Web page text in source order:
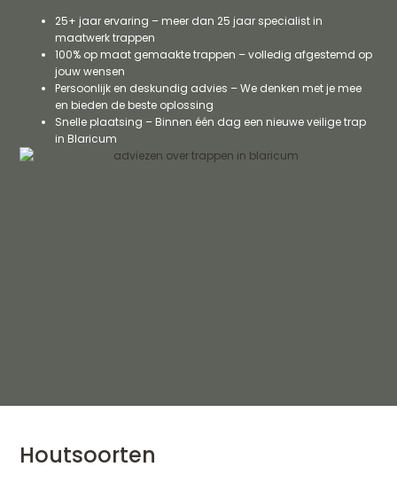
25+ jaar ervaring – meer dan 25 jaar specialist in
maatwerk trappen
100% op maat gemaakte trappen – volledig afgestemd op
jouw wensen
Persoonlijk en deskundig advies – We denken met je mee
en bieden de beste oplossing
Snelle plaatsing – Binnen één dag een nieuwe veilige trap
in Blaricum
Houtsoorten